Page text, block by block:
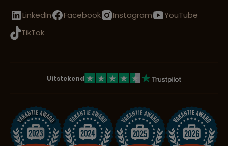
LinkedIn
Facebook Instagram
YouTube
TikTok
Uitstekend